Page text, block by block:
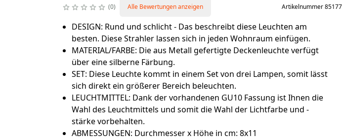
0 Alle Bewertungen anzeigen Artikelnummer 85177
DESIGN: Rund und schlicht - Das beschreibt diese Leuchten am
besten. Diese Strahler lassen sich in jeden Wohnraum einfügen.
MATERIAL/FARBE: Die aus Metall gefertigte Deckenleuchte verfügt
über eine silberne Färbung.
SET: Diese Leuchte kommt in einem Set von drei Lampen, somit lässt
sich direkt ein größerer Bereich beleuchten.
LEUCHTMITTEL: Dank der vorhandenen GU10 Fassung ist Ihnen die
Wahl des Leuchtmittels und somit die Wahl der Lichtfarbe und -
stärke vorbehalten.
ABMESSUNGEN: Durchmesser x Höhe in cm: 8x11